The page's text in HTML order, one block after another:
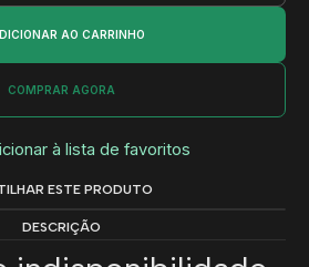
AO CARRINHO
COMPRAR AGORA
à lista de favoritos
ESTE PRODUTO
DESCRIÇÃO